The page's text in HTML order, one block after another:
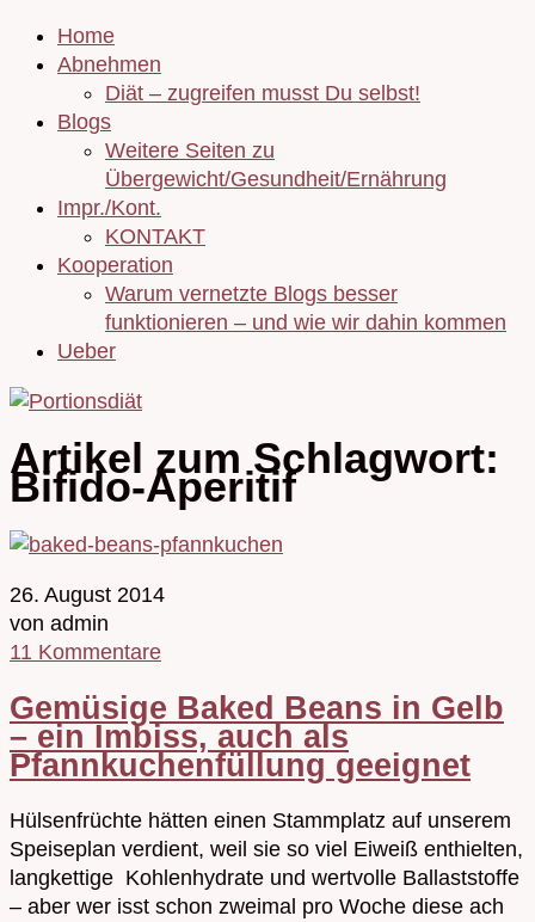
Home
Abnehmen
Diät – zugreifen musst Du selbst!
Blogs
Weitere Seiten zu
Übergewicht/Gesundheit/Ernährung
Impr./Kont.
KONTAKT
Kooperation
Warum vernetzte Blogs besser
funktionieren – und wie wir dahin kommen
Ueber
Artikel zum Schlagwort:
Bifido-Aperitif
26. August 2014
von admin
11 Kommentare
Gemüsige Baked Beans in Gelb
– ein Imbiss, auch als
Pfannkuchenfüllung geeignet
Hülsenfrüchte hätten einen Stammplatz auf unserem
Speiseplan verdient, weil sie so viel Eiweiß enthielten,
langkettige Kohlenhydrate und wertvolle Ballaststoffe
– aber wer isst schon zweimal pro Woche diese ach